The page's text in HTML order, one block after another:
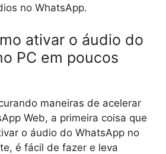
no WhatsApp.
ativar o áudio do
PC em poucos
maneiras de acelerar
Web, a primeira coisa que
o áudio do WhatsApp no
é fácil de fazer e leva